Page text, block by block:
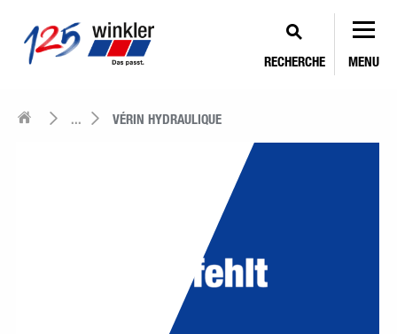
RECHERCHE MENU
... VÉRIN HYDRAULIQUE